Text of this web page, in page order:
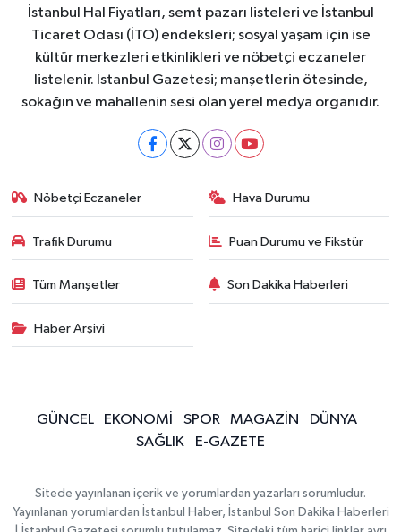
İstanbul Hal Fiyatları, semt pazarı listeleri ve İstanbul
Ticaret Odası (İTO) endeksleri; sosyal yaşam için ise
kültür merkezleri etkinlikleri ve nöbetçi eczaneler
listelenir. İstanbul Gazetesi; manşetlerin ötesinde,
sokağın ve mahallenin sesi olan yerel medya organıdır.
Nöbetçi Eczaneler Hava Durumu
Trafik Durumu Puan Durumu ve Fikstür
Tüm Manşetler Son Dakika Haberleri
Haber Arşivi
GÜNCEL EKONOMİ SPOR MAGAZİN
DÜNYA
SAĞLIK
E-GAZETE
Sitede yayınlanan içerik ve yorumlardan yazarları sorumludur.
Yayınlanan yorumlardan İstanbul Haber, İstanbul Son Dakika Haberleri